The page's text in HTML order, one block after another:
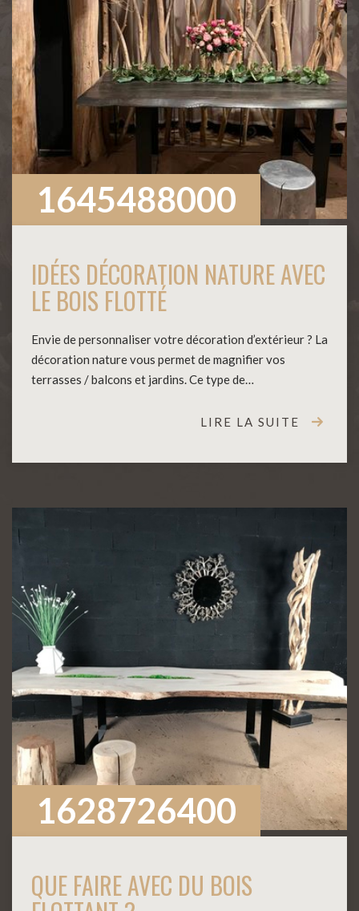
1645488000
IDÉES DÉCORATION NATURE AVEC
LE BOIS FLOTTÉ
Envie de personnaliser votre décoration d’extérieur ? La
décoration nature vous permet de magnifier vos
terrasses / balcons et jardins. Ce type de…
LIRE LA SUITE
1628726400
QUE FAIRE AVEC DU BOIS